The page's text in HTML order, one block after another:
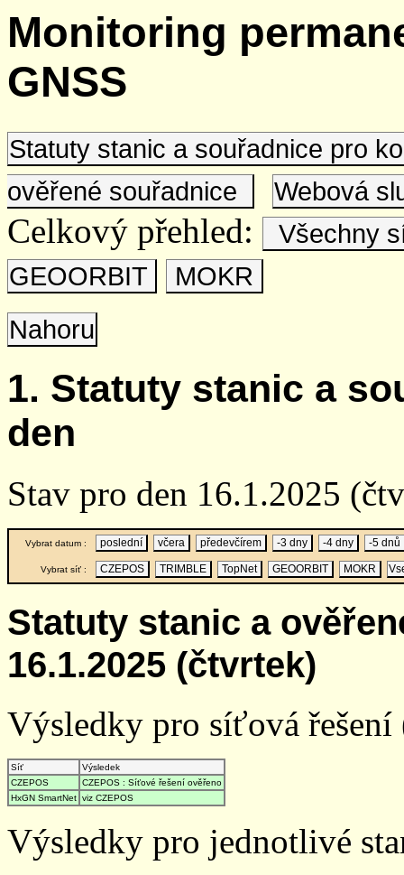
Monitoring
GNSS
Statuty stanic a souřadnice pro
ověřené souřadnice
Webová
Celkový přehled:
Všechny
GEOORBIT
MOKR
Nahoru
1. Statuty stanic a
den
Stav pro den 16.1.2025
Vybrat datum : poslední včera předevčírem -3 dny -4 dny -5 dnů
Vybrat síť : CZEPOS TRIMBLE TopNet GEOORBIT MOKR
Statuty stanic a
16.1.2025 (čtvrtek)
Výsledky pro síťová
Síť
Výsledek
CZEPOS
CZEPOS : Síťové řešení ověřeno
HxGN SmartNet viz CZEPOS
Výsledky pro jednotlivé